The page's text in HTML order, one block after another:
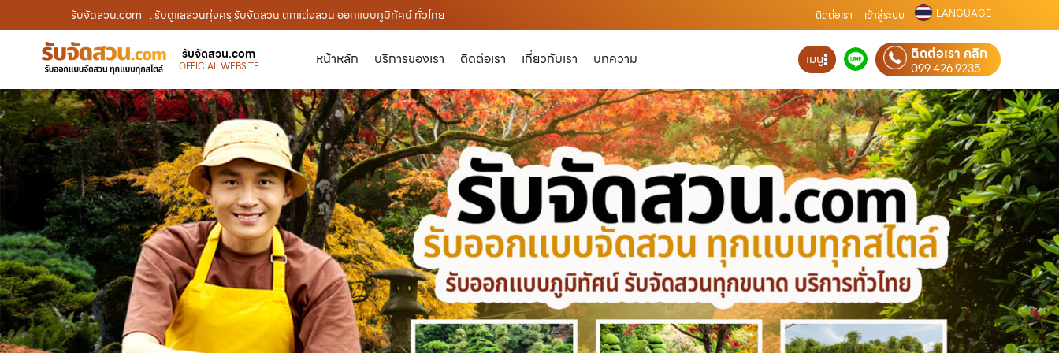
รับจัดสวน.com : รับดูแลสวนทุ่งครุ รับจัดสวน ตกแต่งสวน ออกแบบภูมิทัศน์ ทั่วไทย ติดต่อเรา เข้าสู่ระบบ LANGUAGE
รับจัดสวน.com
OFFICIAL WEBSITE หน้าหลัก บริการของเรา ติดต่อเรา เกี่ยวกับเรา บทความ เมนู ติดต่อเรา คลิก
099 426 9235